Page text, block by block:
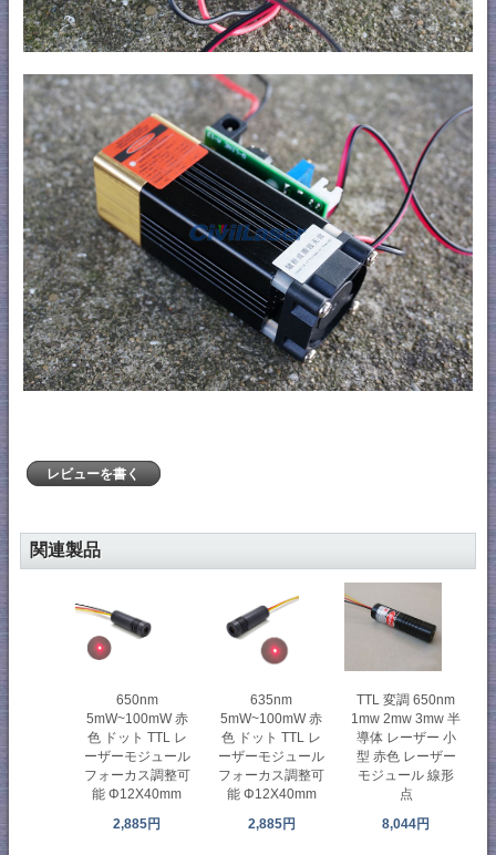
レビューを書く
関連製品
650nm
5mW~100mW 赤
色 ドット TTL レ
ーザーモジュール
フォーカス調整可
能 Φ12X40mm
2,885円
635nm
5mW~100mW 赤
色 ドット TTL レ
ーザーモジュール
フォーカス調整可
能 Φ12X40mm
2,885円
TTL 変調 650nm
1mw 2mw 3mw 半
導体 レーザー 小
型 赤色 レーザー
モジュール 線形
点
8,044円